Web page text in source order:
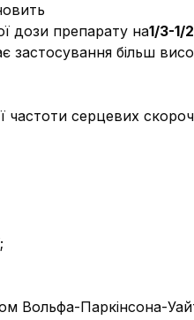
дози препарату на1/3-1/2
застосування більш
частоти серцевих
Вольфа-Паркінсона-